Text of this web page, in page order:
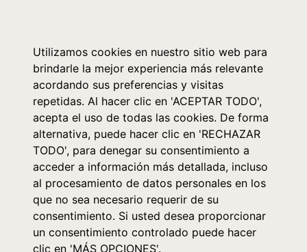
Utilizamos cookies en nuestro sitio web para
brindarle la mejor experiencia más relevante
acordando sus preferencias y visitas
repetidas. Al hacer clic en 'ACEPTAR TODO',
acepta el uso de todas las cookies. De forma
alternativa, puede hacer clic en 'RECHAZAR
TODO', para denegar su consentimiento a
acceder a información más detallada, incluso
al procesamiento de datos personales en los
que no sea necesario requerir de su
consentimiento. Si usted desea proporcionar
un consentimiento controlado puede hacer
clic en 'MÁS OPCIONES'.